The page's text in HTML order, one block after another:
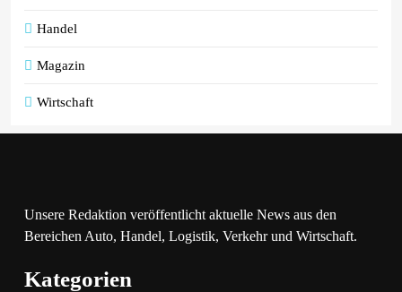
Handel
Magazin
Wirtschaft
Unsere Redaktion veröffentlicht aktuelle News aus den
Bereichen Auto, Handel, Logistik, Verkehr und Wirtschaft.
Kategorien